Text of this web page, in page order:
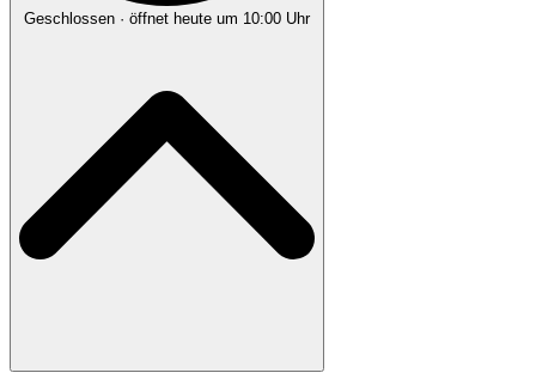
Geschlossen · öffnet heute um 10:00 Uhr